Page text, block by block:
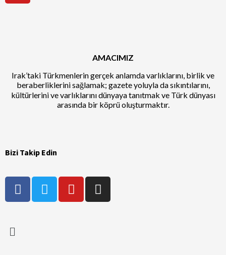
AMACIMIZ
Irak’taki Türkmenlerin gerçek anlamda varlıklarını, birlik ve
beraberliklerini sağlamak; gazete yoluyla da sıkıntılarını,
kültürlerini ve varlıklarını dünyaya tanıtmak ve Türk dünyası
arasında bir köprü oluşturmaktır.
Bizi Takip Edin